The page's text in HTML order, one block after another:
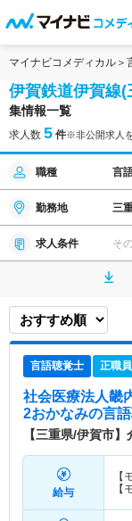
マイナビコメディカル
伊賀鉄道伊賀線
集情報一覧
求人数 5 件※非公開求人
職種 言
勤務地 三
求人条件 そ
言語聴覚士 正職員
社会医療法人畿
2おかなみの言
【三重県/伊賀市
給与
【
【